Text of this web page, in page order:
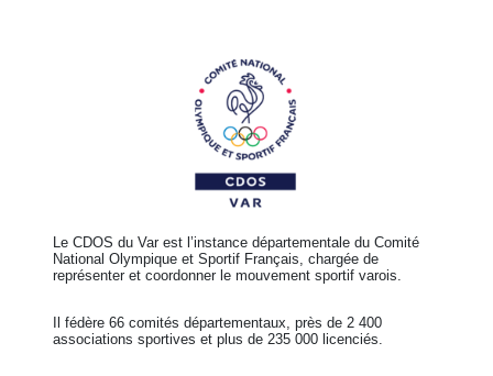
Le CDOS du Var est l’instance départementale du Comité
National Olympique et Sportif Français, chargée de
représenter et coordonner le mouvement sportif varois.
Il fédère 66 comités départementaux, près de 2 400
associations sportives et plus de 235 000 licenciés.